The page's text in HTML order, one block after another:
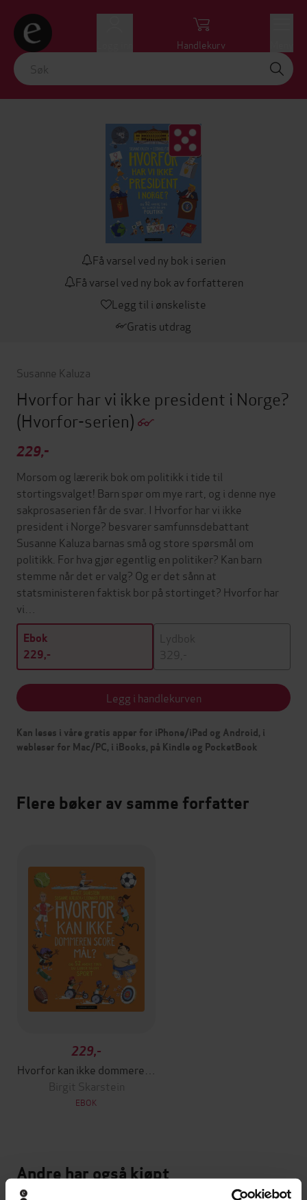
Handlekurv
Få varsel ved ny bok i serien
Få varsel ved ny bok av forfatteren
Legg til i ønskeliste
Gratis utdrag
Susanne Kaluza
Hvorfor har vi ikke president i Norge?
(Hvorfor-serien)
229,-
Morsom og lærerik bok om politikk i tide til
stortingsvalget! Barn spør om mye rart, og i denne nye
sakprosaserien får de svar. I Hvorfor har vi ikke
president i Norge? besvarer samfunnsdebattant
Susanne Kaluza barnas små og store spørsmål om
politikk. For hva gjør egentlig en politiker? Kan barn
stemme når det er valg? Og er det sånn at
statsministeren faktisk bor på stortinget? Hvorfor har
vi…
Ebok
229,-
Lydbok
329,-
Legg i handlekurven
Kan leses i våre gratis apper for iPhone/iPad og Android, i
webleser for Mac/PC, i iBooks, på Kindle og PocketBook
Flere bøker av samme forfatter
229,-
Birgit Skarstein
EBOK
Andre har også kjøpt